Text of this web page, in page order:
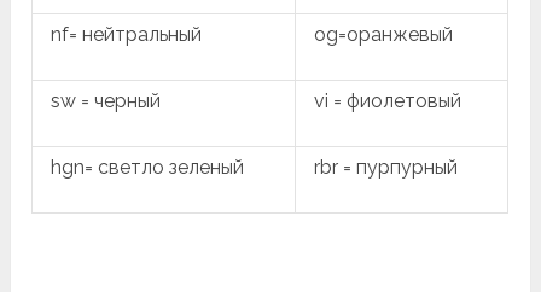
nf= нейтральный og=оранжевый
sw = черный vi = фиолетовый
hgn= светло зеленый rbr = пурпурный